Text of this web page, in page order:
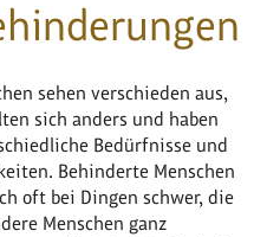
sehen verschieden aus,
sich anders und haben
Bedürfnisse und
Behinderte Menschen
oft bei Dingen schwer, die
Menschen ganz